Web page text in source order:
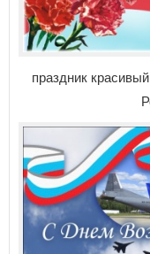
праздник